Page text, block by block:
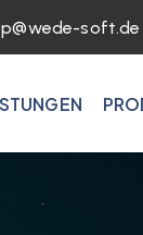
soft.de